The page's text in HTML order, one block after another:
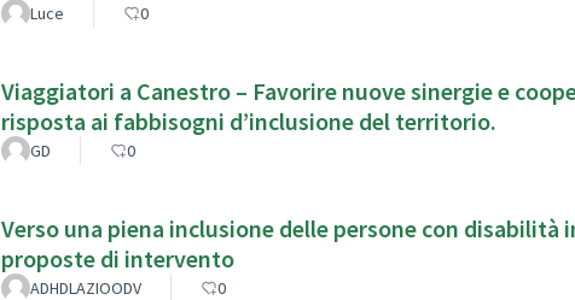
Luce 0
Viaggiatori a Canestro – Favorire nuove sinergie e
risposta ai fabbisogni d’inclusione del territorio.
GD 0
Verso una piena inclusione delle persone con disabilità
proposte di intervento
ADHDLAZIOODV 0